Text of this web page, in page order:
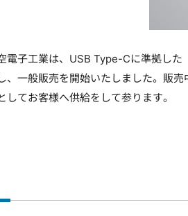
電子工業は、USB Type-Cに準拠した
、一般販売を開始いたしました。販
してお客様へ供給をして参ります。